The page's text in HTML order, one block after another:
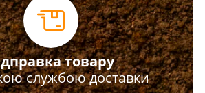
товару
службою доставки